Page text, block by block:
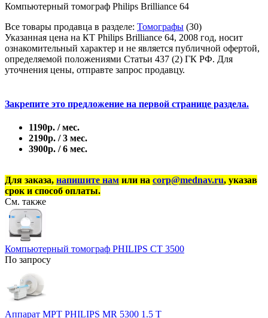
Компьютерный томограф Philips Brilliance 64
Все товары продавца в разделе: Томографы (30)
Указанная цена на КТ Philips Brilliance 64, 2008 год, носит
ознакомительный характер и не является публичной офертой,
определяемой положениями Статьи 437 (2) ГК РФ. Для
уточнения цены, отправте запрос продавцу.
Закрепите это предложение на первой странице раздела.
1190р. / мес.
2190р. / 3 мес.
3900р. / 6 мес.
Для заказа, напишите нам или на corp@mednav.ru, указав
срок и способ оплаты.
См. также
Компьютерный томограф PHILIPS CT 3500
По запросу
Аппарат МРТ PHILIPS MR 5300 1.5 T